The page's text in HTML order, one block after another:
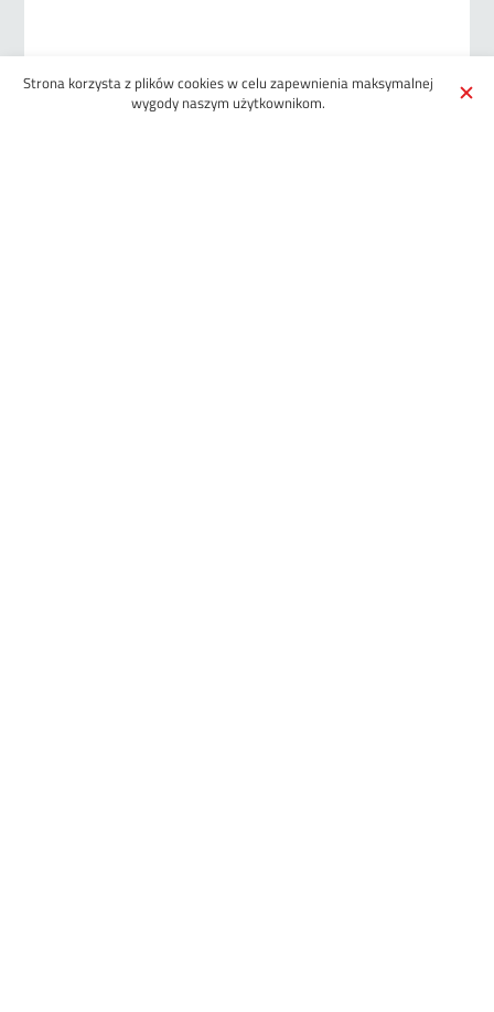
Strona korzysta z plików cookies w celu zapewnienia maksymalnej
wygody naszym użytkownikom.
What would you like to join/cut?